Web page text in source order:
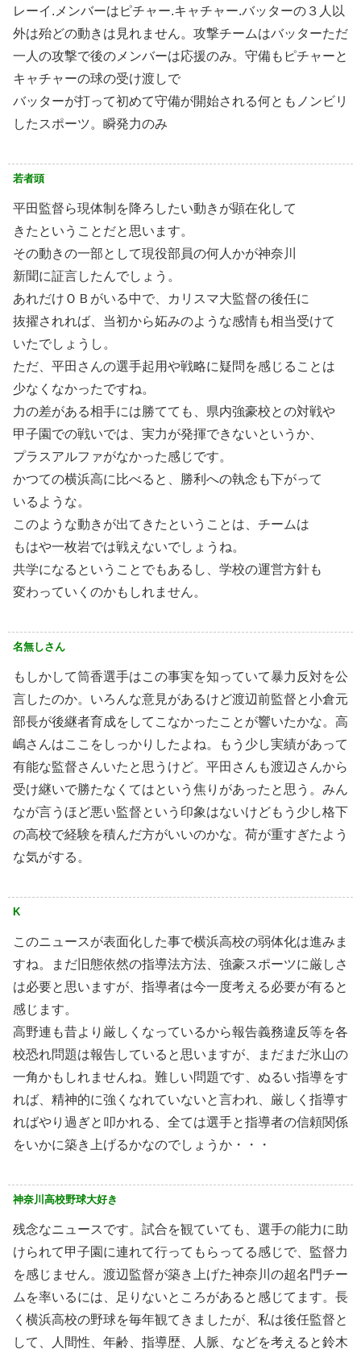
レーイ.メンバーはピチャー.キャチャー.バッターの３人以
外は殆どの動きは見れません。攻撃チームはバッターただ
一人の攻撃で後のメンバーは応援のみ。守備もピチャーと
キャチャーの球の受け渡しで
バッターが打って初めて守備が開始される何ともノンビリ
したスポーツ。瞬発力のみ
若者頭
平田監督ら現体制を降ろしたい動きが顕在化して
きたということだと思います。
その動きの一部として現役部員の何人かが神奈川
新聞に証言したんでしょう。
あれだけＯＢがいる中で、カリスマ大監督の後任に
抜擢されれば、当初から妬みのような感情も相当受けて
いたでしょうし。
ただ、平田さんの選手起用や戦略に疑問を感じることは
少なくなかったですね。
力の差がある相手には勝てても、県内強豪校との対戦や
甲子園での戦いでは、実力が発揮できないというか、
プラスアルファがなかった感じです。
かつての横浜高に比べると、勝利への執念も下がって
いるような。
このような動きが出てきたということは、チームは
もはや一枚岩では戦えないでしょうね。
共学になるということでもあるし、学校の運営方針も
変わっていくのかもしれません。
名無しさん
もしかして筒香選手はこの事実を知っていて暴力反対を公
言したのか。いろんな意見があるけど渡辺前監督と小倉元
部長が後継者育成をしてこなかったことが響いたかな。高
嶋さんはここをしっかりしたよね。もう少し実績があって
有能な監督さんいたと思うけど。平田さんも渡辺さんから
受け継いで勝たなくてはという焦りがあったと思う。みん
なが言うほど悪い監督という印象はないけどもう少し格下
の高校で経験を積んだ方がいいのかな。荷が重すぎたよう
な気がする。
K
このニュースが表面化した事で横浜高校の弱体化は進みま
すね。まだ旧態依然の指導法方法、強豪スポーツに厳しさ
は必要と思いますが、指導者は今一度考える必要が有ると
感じます。
高野連も昔より厳しくなっているから報告義務違反等を各
校恐れ問題は報告していると思いますが、まだまだ氷山の
一角かもしれませんね。難しい問題です、ぬるい指導をす
れば、精神的に強くなれていないと言われ、厳しく指導す
ればやり過ぎと叩かれる、全ては選手と指導者の信頼関係
をいかに築き上げるかなのでしょうか・・・
神奈川高校野球大好き
残念なニュースです。試合を観ていても、選手の能力に助
けられて甲子園に連れて行ってもらってる感じで、監督力
を感じません。渡辺監督が築き上げた神奈川の超名門チー
ムを率いるには、足りないところがあると感じてます。長
く横浜高校の野球を毎年観てきましたが、私は後任監督と
して、人間性、年齢、指導歴、人脈、などを考えると鈴木